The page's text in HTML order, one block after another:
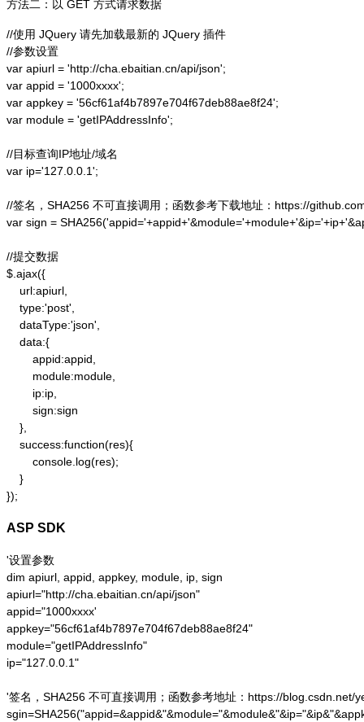
方法二：以 GET 方式请求数据
//使用 JQuery 请先加载最新的 JQuery 插件
//参数设置
var apiurl = 'http://cha.ebaitian.cn/api/json';
var appid = '1000xxxx';
var appkey = '56cf61af4b7897e704f67deb88ae8f24';
var module = 'getIPAddressInfo';
//目标查询IP地址/域名
var ip='127.0.0.1';
//签名，SHA256 不可直接调用；函数参考下载地址：https://
var sign =
//提交数据
$.ajax({
    url:apiurl,
    type:'post',
    dataType:'json',
    data:{
        appid:appid,
        module:module,
        ip:ip,
        sign:sign
    },
    success:function(res){
        console.log(res);
    }
});
ASP SDK
'设置参数
dim apiurl, appid, appkey, module, ip, sign
apiurl="http://cha.ebaitian.cn/api/json"
appid="1000xxxx'
appkey="56cf61af4b7897e704f67deb88ae8f24"
module="getIPAddressInfo"
ip="127.0.0.1"
'签名，SHA256 不可直接调用；函数参考地址：https://blog.csdn.net/